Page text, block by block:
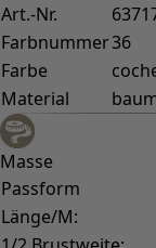
Art.-Nr.
Farbnummer36
Farbe
Material
Masse
Passform
Länge/M: